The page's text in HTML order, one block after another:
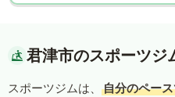
君津市のスポーツジ
スポーツジムは、
自分のペー